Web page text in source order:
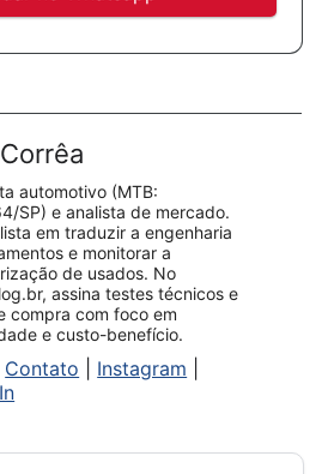
automotivo (MTB:
SP) e analista de mercado.
em traduzir a engenharia
e monitorar a
de usados. No
assina testes técnicos e
compra com foco em
e custo-benefício.
Contato Instagram